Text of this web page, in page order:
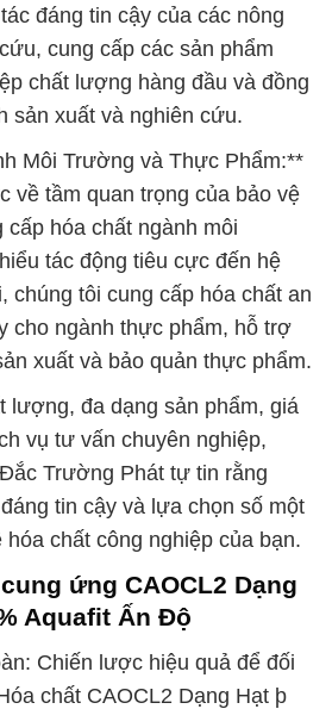
đáng tin cậy của các nông
cung cấp các sản phẩm
chất lượng hàng đầu và đồng
sản xuất và nghiên cứu.
Môi Trường và Thực Phẩm:**
về tầm quan trọng của bảo vệ
hóa chất ngành môi
tác động tiêu cực đến hệ
chúng tôi cung cấp hóa chất an
cho ngành thực phẩm, hỗ trợ
xuất và bảo quản thực phẩm.
lượng, đa dạng sản phẩm, giá
vụ tư vấn chuyên nghiệp,
Trường Phát tự tin rằng
tin cậy và lựa chọn số một
chất công nghiệp của bạn.
ứng CAOCL2 Dạng
Aquafit Ấn Độ
Chiến lược hiệu quả để đối
chất CAOCL2 Dạng Hạt þ